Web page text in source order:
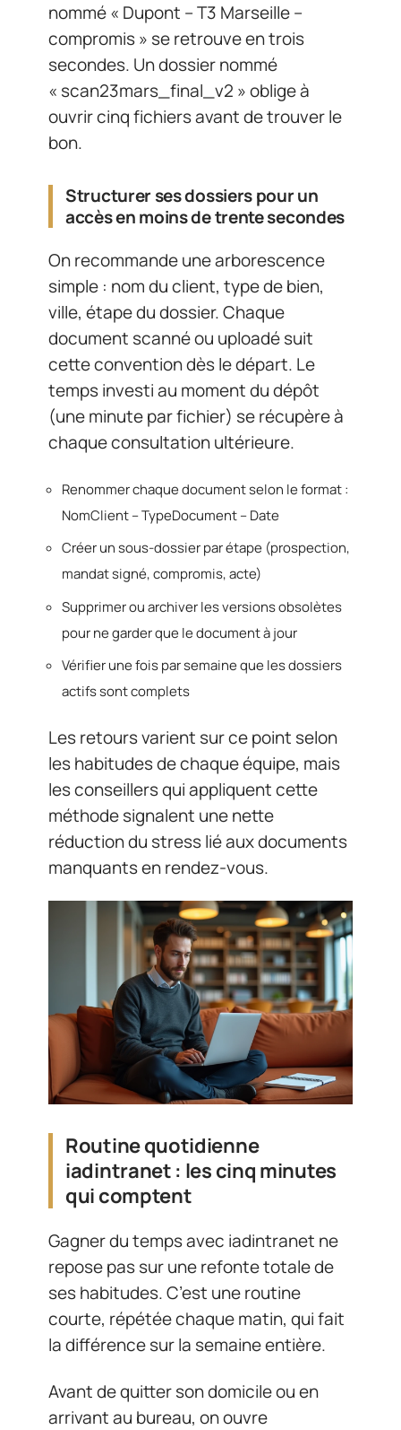
nommé « Dupont – T3 Marseille –
compromis » se retrouve en trois
secondes. Un dossier nommé
« scan23mars_final_v2 » oblige à
ouvrir cinq fichiers avant de trouver le
bon.
Structurer ses dossiers pour un
accès en moins de trente secondes
On recommande une arborescence
simple : nom du client, type de bien,
ville, étape du dossier. Chaque
document scanné ou uploadé suit
cette convention dès le départ. Le
temps investi au moment du dépôt
(une minute par fichier) se récupère à
chaque consultation ultérieure.
Renommer chaque document selon le format :
NomClient – TypeDocument – Date
Créer un sous-dossier par étape (prospection,
mandat signé, compromis, acte)
Supprimer ou archiver les versions obsolètes
pour ne garder que le document à jour
Vérifier une fois par semaine que les dossiers
actifs sont complets
Les retours varient sur ce point selon
les habitudes de chaque équipe, mais
les conseillers qui appliquent cette
méthode signalent une nette
réduction du stress lié aux documents
manquants en rendez-vous.
Routine quotidienne
iadintranet : les cinq minutes
qui comptent
Gagner du temps avec iadintranet ne
repose pas sur une refonte totale de
ses habitudes. C’est une routine
courte, répétée chaque matin, qui fait
la différence sur la semaine entière.
Avant de quitter son domicile ou en
arrivant au bureau, on ouvre